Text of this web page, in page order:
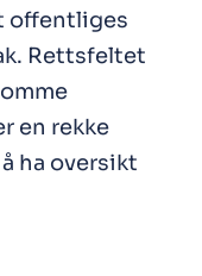
offentliges
Rettsfeltet
en rekke
ha oversikt